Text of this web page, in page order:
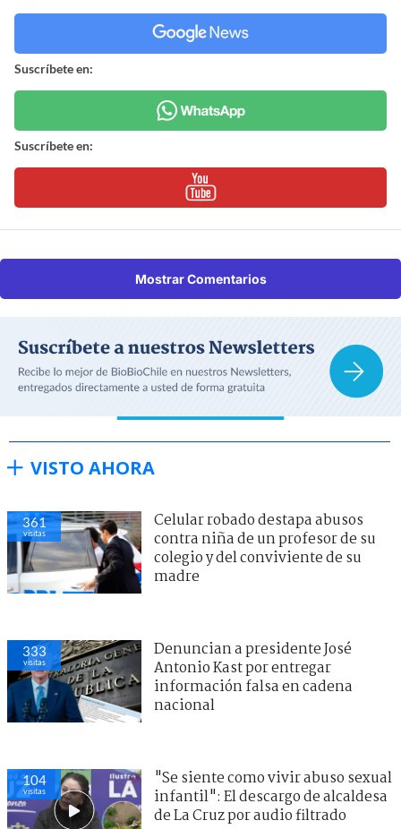
Suscríbete en:
Suscríbete en:
Mostrar Comentarios
VISTO AHORA
361
visitas
Celular robado destapa abusos
contra niña de un profesor de su
colegio y del conviviente de su
madre
333
visitas
Denuncian a presidente José
Antonio Kast por entregar
información falsa en cadena
nacional
104
visitas
"Se siente como vivir abuso sexual
infantil": El descargo de alcaldesa
de La Cruz por audio filtrado